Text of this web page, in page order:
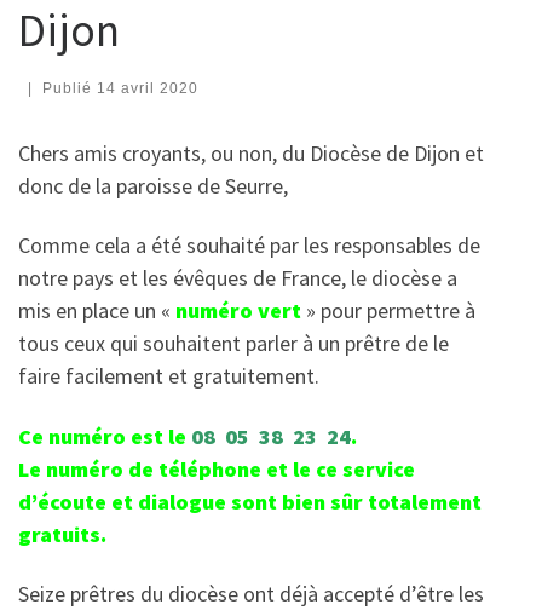
Dijon
| Publié 14 avril 2020
Chers amis croyants, ou non, du Diocèse de Dijon et
donc de la paroisse de Seurre,
Comme cela a été souhaité par les responsables de
notre pays et les évêques de France, le diocèse a
mis en place un « numéro vert » pour permettre à
tous ceux qui souhaitent parler à un prêtre de le
faire facilement et gratuitement.
Ce numéro est le 08 05 38 23 24.
Le numéro de téléphone et le ce service
d’écoute et dialogue sont bien sûr totalement
gratuits.
Seize prêtres du diocèse ont déjà accepté d’être les